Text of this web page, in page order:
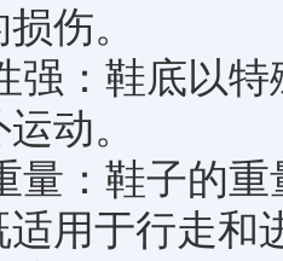
伤。
鞋底以特
动。
鞋子的重
用于行走和